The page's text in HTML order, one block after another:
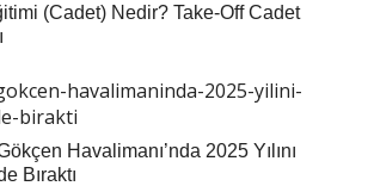
(Cadet) Nedir? Take-Off Cadet
Havalimanı’nda 2025 Yılını
Bıraktı